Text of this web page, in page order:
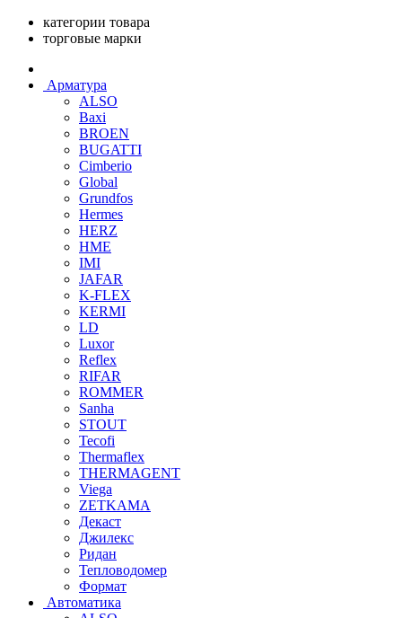
категории товара
торговые марки
Арматура
ALSO
Baxi
BROEN
BUGATTI
Cimberio
Global
Grundfos
Hermes
HERZ
HME
IMI
JAFAR
K-FLEX
KERMI
LD
Luxor
Reflex
RIFAR
ROMMER
Sanha
STOUT
Tecofi
Thermaflex
THERMAGENT
Viega
ZETKAMA
Декаст
Джилекс
Ридан
Тепловодомер
Формат
Автоматика